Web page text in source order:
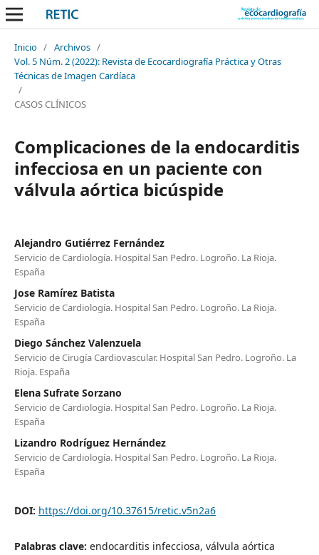
Inicio / Archivos /
Vol. 5 Núm. 2 (2022): Revista de Ecocardiografía Práctica y Otras
Técnicas de Imagen Cardíaca
/
CASOS CLÍNICOS
Complicaciones de la endocarditis
infecciosa en un paciente con
válvula aórtica bicúspide
Alejandro Gutiérrez Fernández
Servicio de Cardiología. Hospital San Pedro. Logroño. La Rioja.
España
Jose Ramírez Batista
Servicio de Cardiología. Hospital San Pedro. Logroño. La Rioja.
España
Diego Sánchez Valenzuela
Servicio de Cirugía Cardiovascular. Hospital San Pedro. Logroño. La
Rioja. España
Elena Sufrate Sorzano
Servicio de Cardiología. Hospital San Pedro. Logroño. La Rioja.
España
Lizandro Rodríguez Hernández
Servicio de Cardiología. Hospital San Pedro. Logroño. La Rioja.
España
DOI: https://doi.org/10.37615/retic.v5n2a6
Palabras clave: endocarditis infecciosa, válvula aórtica